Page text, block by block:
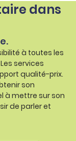
dans
à toutes les
services
qualité-prix.
son
à mettre sur son
de parler et